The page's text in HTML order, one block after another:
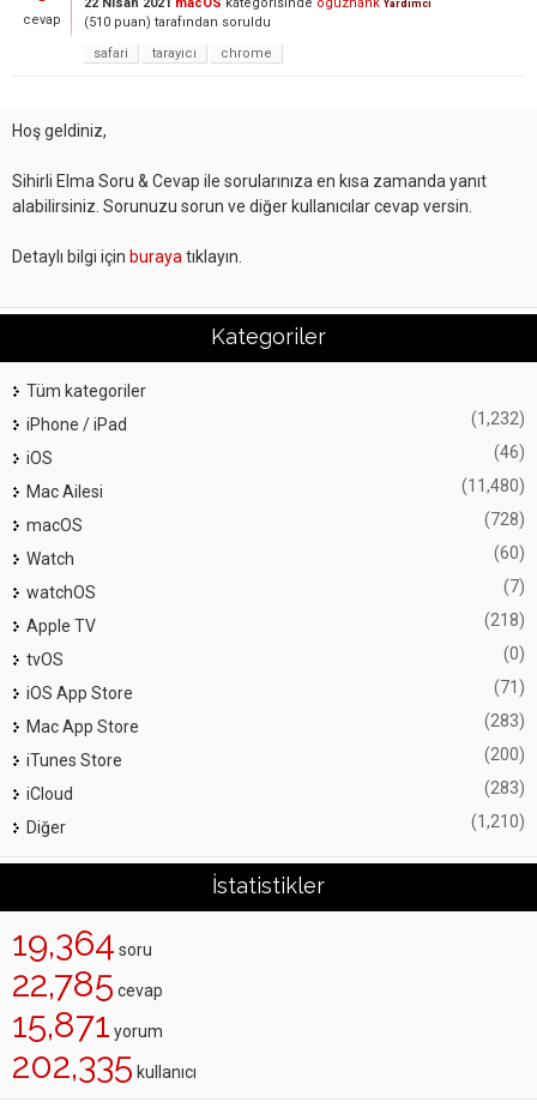
cevap
Yardımcı
(510 puan) tarafından soruldu
safari
tarayıcı chrome
Hoş geldiniz,
Sihirli Elma Soru & Cevap ile sorularınıza en kısa zamanda yanıt
alabilirsiniz. Sorunuzu sorun ve diğer kullanıcılar cevap versin.
Detaylı bilgi için buraya tıklayın.
Kategoriler
Tüm kategoriler
iPhone / iPad
(1,232)
iOS (46)
Mac Ailesi (11,480)
macOS (728)
Watch (60)
watchOS (7)
Apple TV (218)
tvOS (0)
iOS App Store (71)
Mac App Store (283)
iTunes Store (200)
iCloud (283)
Diğer (1,210)
İstatistikler
19,364 soru
22,785 cevap
15,871 yorum
202,335 kullanıcı